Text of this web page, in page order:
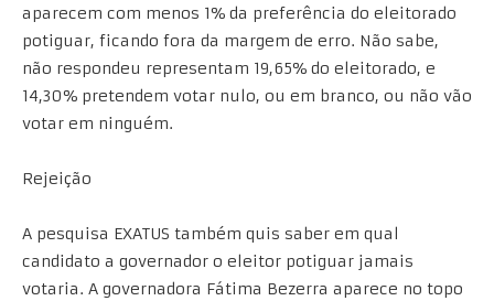
aparecem com menos 1% da preferência do eleitorado
potiguar, ficando fora da margem de erro. Não sabe,
não respondeu representam 19,65% do eleitorado, e
14,30% pretendem votar nulo, ou em branco, ou não vão
votar em ninguém.
Rejeição
A pesquisa EXATUS também quis saber em qual
candidato a governador o eleitor potiguar jamais
votaria. A governadora Fátima Bezerra aparece no topo